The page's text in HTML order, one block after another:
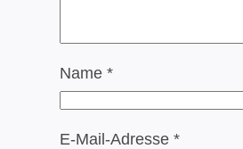
Name *
E-Mail-Adresse *